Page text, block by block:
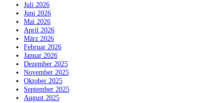
Juli 2026
Juni 2026
Mai 2026
April 2026
März 2026
Februar 2026
Januar 2026
Dezember 2025
November 2025
Oktober 2025
September 2025
August 2025